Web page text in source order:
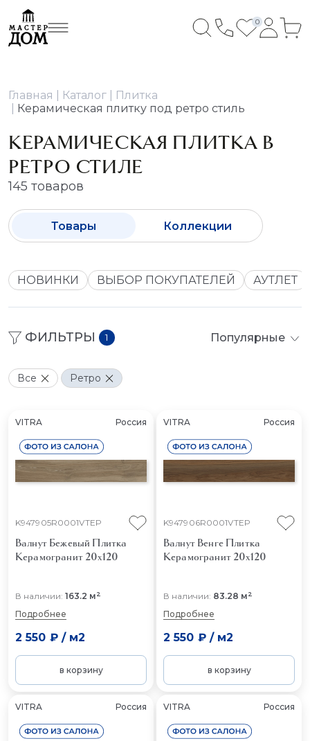
0
Главная Каталог
Плитка
Керамическая плитку под ретро стиль
КЕРАМИЧЕСКАЯ ПЛИТКА В
РЕТРО СТИЛЕ
145 товаров
Товары Коллекции
НОВИНКИ ВЫБОР ПОКУПАТЕЛЕЙ АУТЛЕТ
ФИЛЬТРЫ 1 Популярные
Все Ретро
VITRA Россия
K947905R0001VTEP
Валнут Бежевый Плитка
Керамогранит 20x120
В наличии: 163.2 м2
Подробнее
2 550 ₽/ м2
в корзину
VITRA Россия
K947906R0001VTEP
Валнут Венге Плитка
Керамогранит 20x120
В наличии: 83.28 м2
Подробнее
2 550 ₽/ м2
в корзину
VITRA Россия VITRA Россия